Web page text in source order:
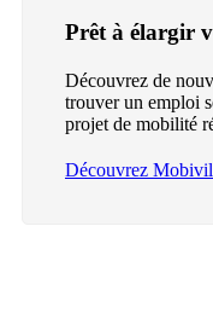
Prêt à élargir
Découvrez de
trouver un emploi
projet de mobilité
Découvrez